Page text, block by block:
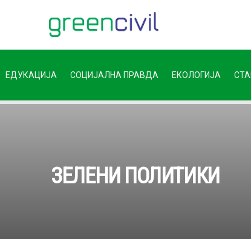
ЕДУКАЦИЈА СОЦИЈАЛНА ПРАВДА ЕКОЛОГИЈА
ЗЕЛЕНИ ПОЛИТИКИ